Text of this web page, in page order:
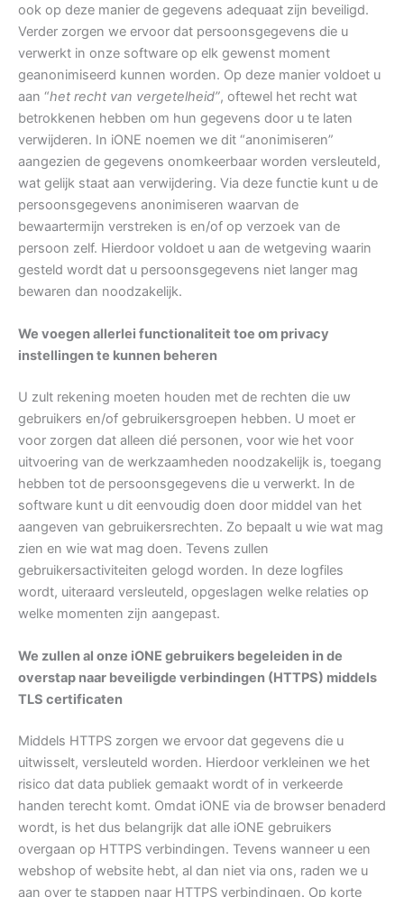
ook op deze manier de gegevens adequaat zijn beveiligd.
Verder zorgen we ervoor dat persoonsgegevens die u
verwerkt in onze software op elk gewenst moment
geanonimiseerd kunnen worden. Op deze manier voldoet u
aan “het recht van vergetelheid”, oftewel het recht wat
betrokkenen hebben om hun gegevens door u te laten
verwijderen. In iONE noemen we dit “anonimiseren”
aangezien de gegevens onomkeerbaar worden versleuteld,
wat gelijk staat aan verwijdering. Via deze functie kunt u de
persoonsgegevens anonimiseren waarvan de
bewaartermijn verstreken is en/of op verzoek van de
persoon zelf. Hierdoor voldoet u aan de wetgeving waarin
gesteld wordt dat u persoonsgegevens niet langer mag
bewaren dan noodzakelijk.
We voegen allerlei functionaliteit toe om privacy
instellingen te kunnen beheren
U zult rekening moeten houden met de rechten die uw
gebruikers en/of gebruikersgroepen hebben. U moet er
voor zorgen dat alleen dié personen, voor wie het voor
uitvoering van de werkzaamheden noodzakelijk is, toegang
hebben tot de persoonsgegevens die u verwerkt. In de
software kunt u dit eenvoudig doen door middel van het
aangeven van gebruikersrechten. Zo bepaalt u wie wat mag
zien en wie wat mag doen. Tevens zullen
gebruikersactiviteiten gelogd worden. In deze logfiles
wordt, uiteraard versleuteld, opgeslagen welke relaties op
welke momenten zijn aangepast.
We zullen al onze iONE gebruikers begeleiden in de
overstap naar beveiligde verbindingen (HTTPS) middels
TLS certificaten
Middels HTTPS zorgen we ervoor dat gegevens die u
uitwisselt, versleuteld worden. Hierdoor verkleinen we het
risico dat data publiek gemaakt wordt of in verkeerde
handen terecht komt. Omdat iONE via de browser benaderd
wordt, is het dus belangrijk dat alle iONE gebruikers
overgaan op HTTPS verbindingen. Tevens wanneer u een
webshop of website hebt, al dan niet via ons, raden we u
aan over te stappen naar HTTPS verbindingen. Op korte